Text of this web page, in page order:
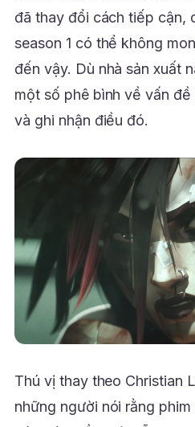
đã thay đổi cách tiếp cận,
season 1 có thể không
đến vậy. Dù nhà sản xuất
một số phê bình về vấn
và ghi nhận điều đó.
Thú vị thay theo Christian
những người nói rằng